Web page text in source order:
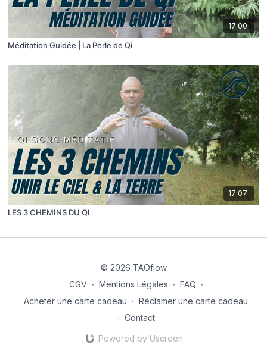
17:00
Méditation Guidée | La Perle de Qi
17:07
LES 3 CHEMINS DU QI
© 2026 TAOflow
CGV ∙ Mentions Légales ∙ FAQ ∙
Acheter une carte cadeau ∙
Réclamer une carte cadeau
∙ Contact
Powered by Uscreen